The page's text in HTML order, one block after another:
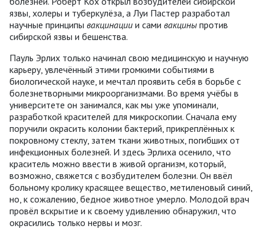
язвы, холеры и туберкулёза, а Луи Пастер разработал
научные принципы вакцинации и сами вакцины против
сибирской язвы и бешенства.
Пауль Эрлих только начинал свою медицинскую и научную
карьеру, увлечённый этими громкими событиями в
биологической науке, и мечтал проявить себя в борьбе с
болезнетворными микроорганизмами. Во время учёбы в
университете он занимался, как мы уже упоминали,
разработкой красителей для микроскопии. Сначала ему
поручили окрасить колонии бактерий, прикреплённых к
покровному стеклу, затем ткани животных, погибших от
инфекционных болезней. И здесь Эрлиха осенило, что
краситель можно ввести в живой организм, который,
возможно, свяжется с возбудителем болезни. Он ввёл
больному кролику красящее вещество, метиленовый синий,
но, к сожалению, бедное животное умерло. Молодой врач
провёл вскрытие и к своему удивлению обнаружил, что
окрасились только нервы и мозг.